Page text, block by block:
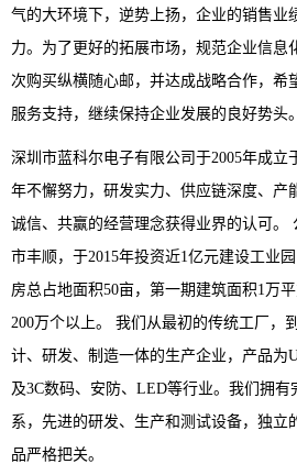
气的大环境下，逆势上扬，企业的销售业
力。为了更好的拓展市场，规范企业信息
次购买纵横随心邮，并达成战略合作，希
服务支持，继续保持企业发展的良好势头
深圳市蓝科尔电子有限公司于2005年成立
年不懈努力，研发实力、供应链深度、产
诚信、共赢的经营理念获得业界的认可。
市丰顺，于2015年投资近1亿元建设工业
房总占地面积50亩，第一期建筑面积1万
200万个以上。 我们从最初的传统工厂，
计、研发、制造一体的生产企业，产品为
及3C数码、安防、LED等行业。我们拥
系，先进的研发、生产和测试设备，独立
品严格把关。